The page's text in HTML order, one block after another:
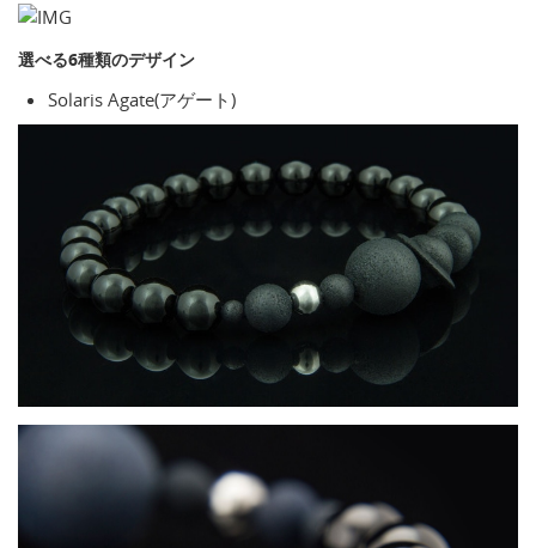
選べる6種類のデザイン
Solaris Agate(アゲート)